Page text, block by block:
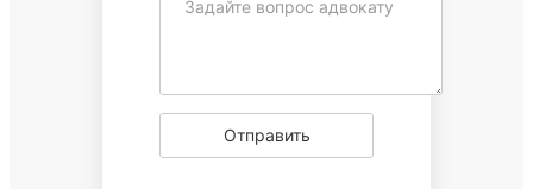
Отправить